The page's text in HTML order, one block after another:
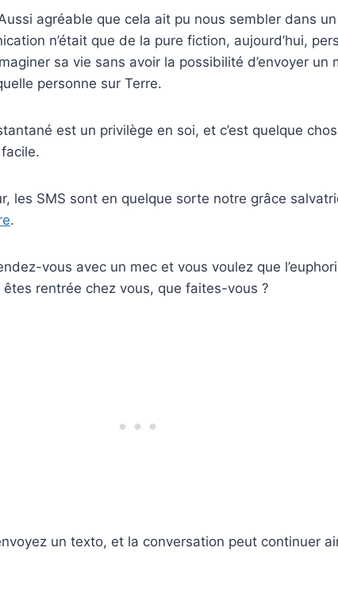
agréable que cela ait pu nous sembler dans
n’était que de la pure fiction, aujourd’hui,
sa vie sans avoir la possibilité d’envoyer un
personne sur Terre.
est un privilège en soi, et c’est quelque
les SMS sont en quelque sorte notre grâce
.
vous avec un mec et vous voulez que
rentrée chez vous, que faites-vous ?
un texto, et la conversation peut continuer